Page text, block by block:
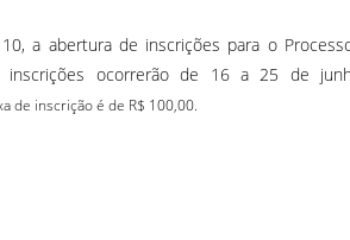
a abertura de inscrições para o
inscrições ocorrerão de 16 a 25 de
de inscrição é de R$ 100,00.